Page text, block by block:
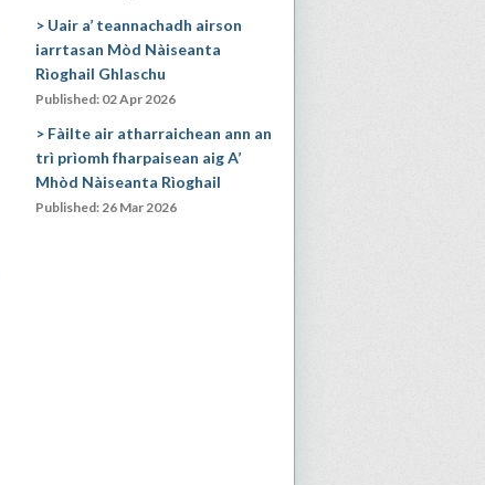
Uair a’ teannachadh airson
iarrtasan Mòd Nàiseanta
Rìoghail Ghlaschu
Published: 02 Apr 2026
Fàilte air atharraichean ann an
trì prìomh fharpaisean aig A’
Mhòd Nàiseanta Rìoghail
Published: 26 Mar 2026